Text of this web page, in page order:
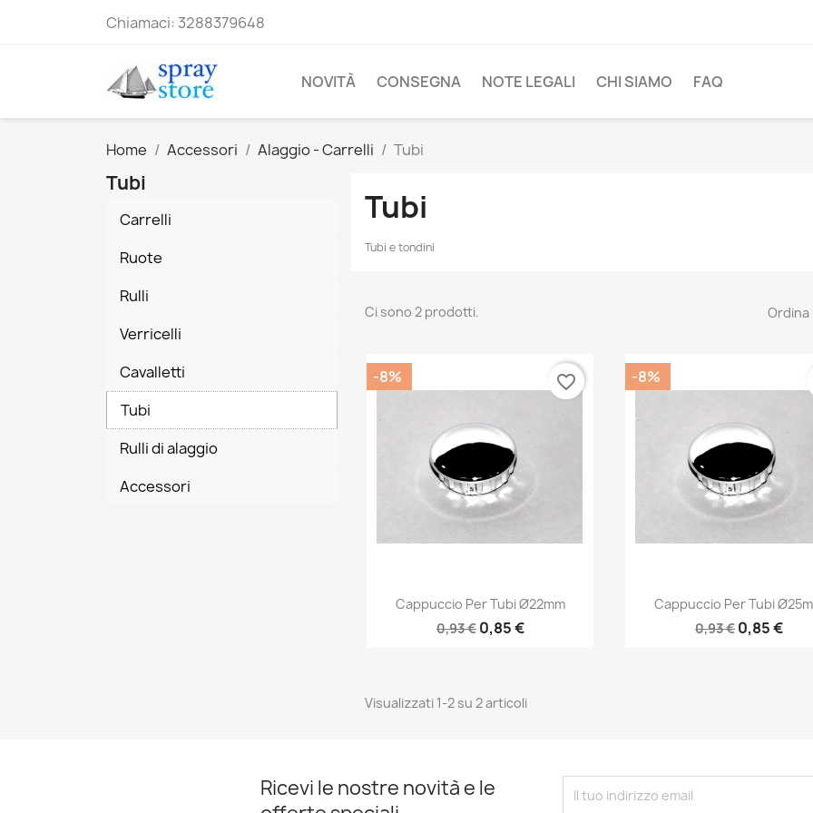
Chiamaci: 3288379648
NOVITÀ CONSEGNA NOTE LEGALI CHI SIAMO FAQ
Home Accessori Alaggio - Carrelli Tubi
Tubi
Carrelli
Ruote
Rulli
Verricelli
Cavalletti
Tubi
Rulli di alaggio
Accessori
Tubi
Tubi e tondini
Ci sono 2 prodotti. Ordina
Anteprima
Cappuccio Per Tubi Ø22mm
0,93 € 0,85 €
-8% favorite_border
Anteprima
Cappuccio Per Tubi
0,93 € 0,85 €
-8%
Visualizzati 1-2 su 2 articoli
Ricevi le nostre novità e le